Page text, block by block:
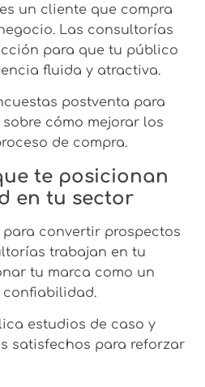
un cliente que compra
Las consultorías
para que tu público
fluida y atractiva.
postventa para
cómo mejorar los
de compra.
te posicionan
en tu sector
convertir prospectos
trabajan en tu
tu marca como un
confiabilidad.
estudios de caso y
satisfechos para reforzar